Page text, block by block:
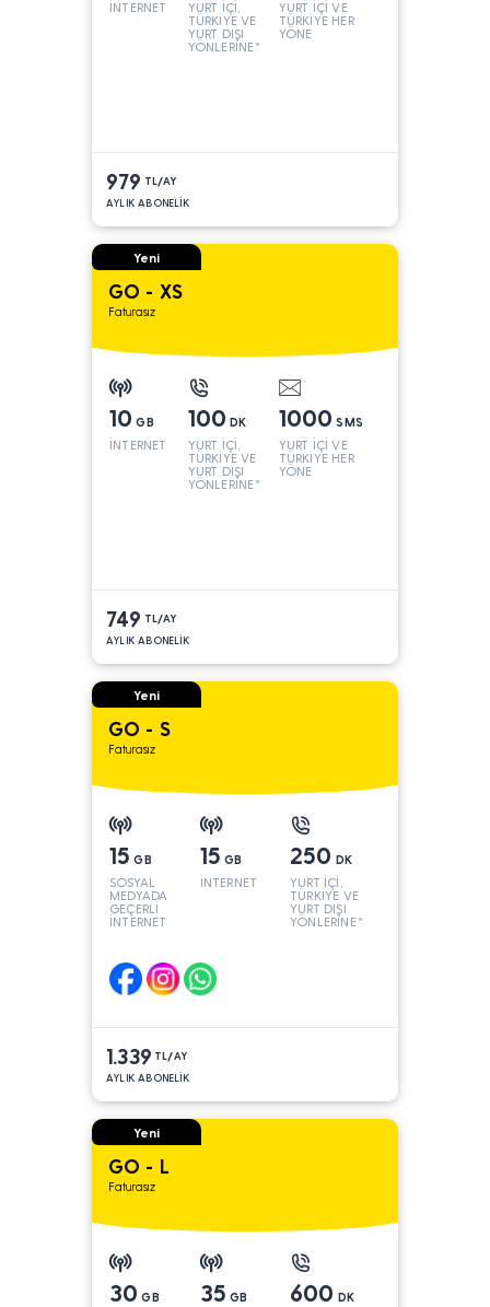
İNTERNET
YURT İÇİ,
TÜRKİYE VE
YURT DIŞI
YÖNLERİNE*
YURT İÇİ VE
TÜRKİYE HER
YÖNE
979 TL/AY
AYLIK ABONELİK
Yeni
GO - XS
Faturasız
10 GB
İNTERNET
100 DK
YURT İÇİ,
TÜRKİYE VE
YURT DIŞI
YÖNLERİNE*
1000 SMS
YURT İÇİ VE
TÜRKİYE HER
YÖNE
749 TL/AY
AYLIK ABONELİK
Yeni
GO - S
Faturasız
15 GB
SOSYAL
MEDYADA
GEÇERLİ
İNTERNET
15 GB
İNTERNET
250 DK
YURT İÇİ,
TÜRKİYE VE
YURT DIŞI
YÖNLERİNE*
1.339 TL/AY
AYLIK ABONELİK
Yeni
GO - L
Faturasız
30 GB 35 GB 600 DK